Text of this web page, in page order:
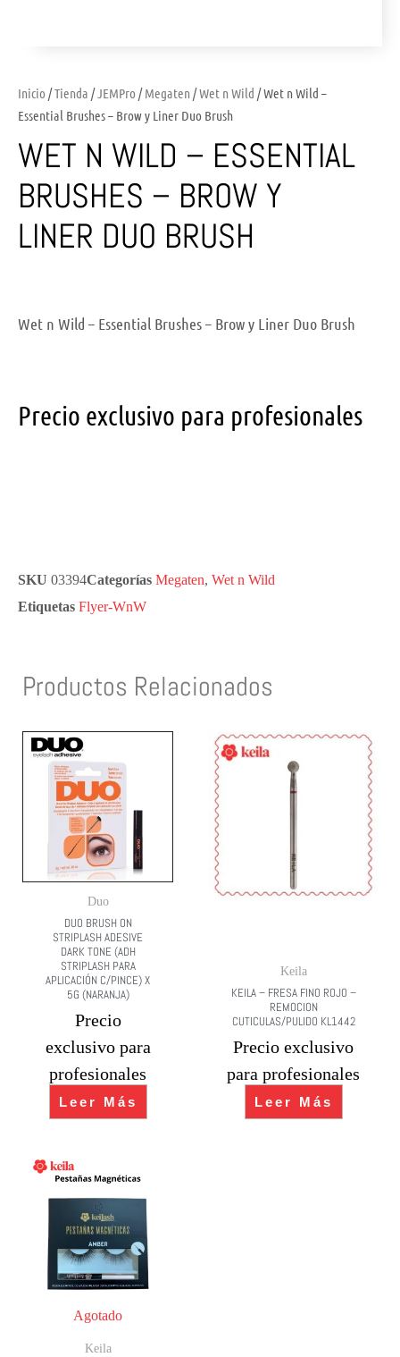
Inicio /Tienda /JEMPro /Megaten /Wet n Wild / Wet n Wild –
Essential Brushes – Brow y Liner Duo Brush
WET N WILD – ESSENTIAL
BRUSHES – BROW Y
LINER DUO BRUSH
Wet n Wild – Essential Brushes – Brow y Liner Duo Brush
Precio exclusivo para profesionales
SKU 03394Categorías Megaten, Wet n Wild
Etiquetas Flyer-WnW
Productos Relacionados
Duo
DUO BRUSH ON
STRIPLASH ADESIVE
DARK TONE (ADH
STRIPLASH PARA
APLICACIÓN C/PINCE) X
5G (NARANJA)
Precio
exclusivo para
profesionales
Leer Más
Keila
KEILA – FRESA FINO ROJO –
REMOCION
CUTICULAS/PULIDO KL1442
Precio exclusivo
para profesionales
Leer Más
Agotado
Keila